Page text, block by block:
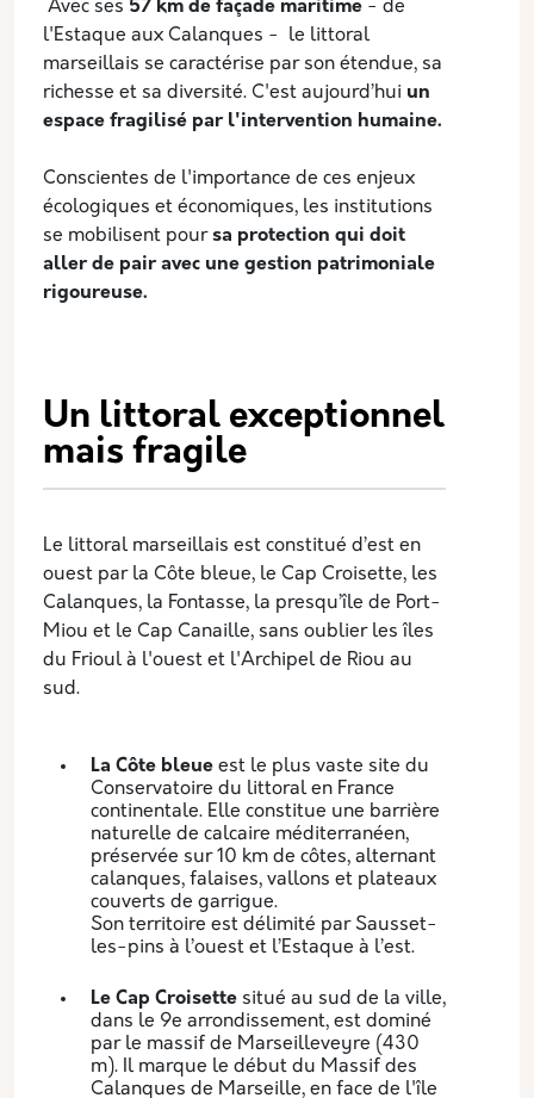
Description
­ Avec ses 57 km de façade maritime - de
l'Estaque aux Calanques - le littoral
marseillais se caractérise par son étendue, sa
richesse et sa diversité. C'est aujourd’hui un
espace fragilisé par l'intervention humaine.
Conscientes de l'importance de ces enjeux
écologiques et économiques, les institutions
se mobilisent poursa protection qui doit
aller de pair avec une gestion patrimoniale
rigoureuse.
Un littoral exceptionnel
mais fragile
Le littoral marseillais est constitué d’est en
ouest par la Côte bleue, le Cap Croisette, les
Calanques, la Fontasse, la presqu’île de Port-
Miou et le Cap Canaille, sans oublier les îles
du Frioul à l'ouest et l'Archipel de Riou au
sud.
La Côte bleue est le plus vaste site du
Conservatoire du littoral en France
continentale. Elle constitue une barrière
naturelle de calcaire méditerranéen,
préservée sur 10 km de côtes, alternant
calanques, falaises, vallons et plateaux
couverts de garrigue.
Son territoire est délimité par Sausset-
les-pins à l’ouest et l’Estaque à l’est.
Le Cap Croisette situé au sud de la ville,
dans le 9e arrondissement, est dominé
par le massif de Marseilleveyre (430
m). Il marque le début du Massif des
Calanques de Marseille, en face de l'île